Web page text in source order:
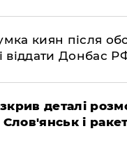
киян після
віддати Донбас
деталі
Слов'янськ і